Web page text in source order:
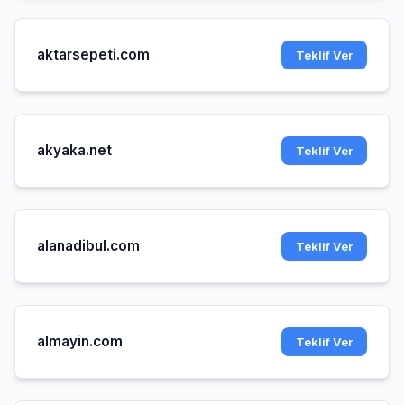
aktarsepeti.com Teklif Ver
akyaka.net Teklif Ver
alanadibul.com Teklif Ver
almayin.com Teklif Ver